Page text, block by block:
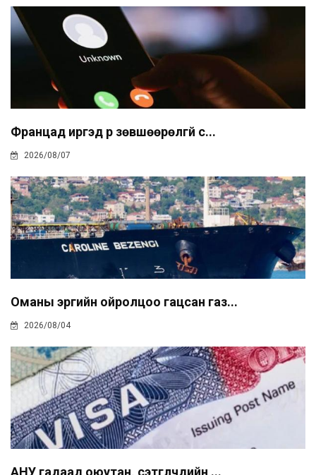
Францад иргэд рүү зөвшөөрөлгүй с...
2026/08/07
Оманы эргийн ойролцоо гацсан газ...
2026/08/04
АНУ гадаад оюутан, сэтгүүлчдийн ...